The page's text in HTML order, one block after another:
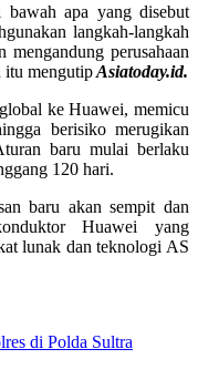
bawah apa yang disebut
langkah-langkah
perusahaan
itu mengutipAsiatoday.id.
ke Huawei, memicu
berisiko merugikan
baru mulai berlaku
120 hari.
baru akan sempit dan
Huawei yang
lunak dan teknologi AS
di Polda Sultra